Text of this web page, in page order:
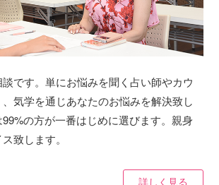
です。単にお悩みを聞く占い師やカウ
気学を通じあなたのお悩みを解決致し
の方が一番はじめに選びます。親身
致します。
詳しく見る